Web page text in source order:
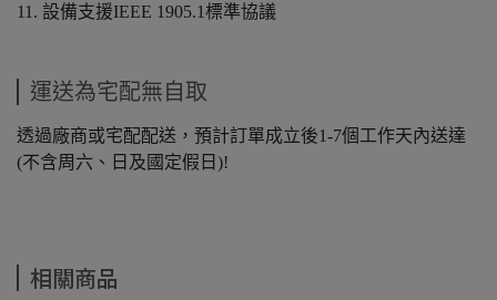
11. 設備支援IEEE 1905.1標準協議
運送為宅配無自取
透過廠商或宅配配送，預計訂單成立後1-7個工作天內送達
(不含周六、日及國定假日)!
相關商品